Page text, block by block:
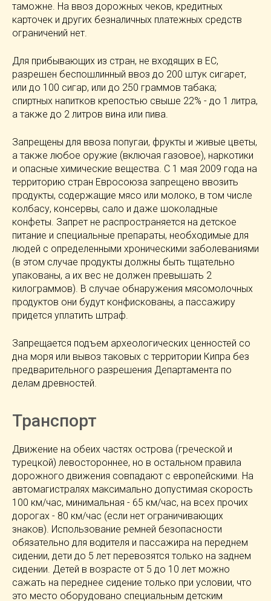
таможне. На ввоз дорожных чеков, кредитных
карточек и других безналичных платежных средств
ограничений нет.
Для прибывающих из стран, не входящих в ЕС,
разрешен беспошлинный ввоз до 200 штук сигарет,
или до 100 сигар, или до 250 граммов табака;
спиртных напитков крепостью свыше 22% - до 1 литра,
а также до 2 литров вина или пива.
Запрещены для ввоза попугаи, фрукты и живые цветы,
а также любое оружие (включая газовое), наркотики
и опасные химические вещества. C 1 мая 2009 года на
территорию стран Евросоюза запрещено ввозить
продукты, содержащие мясо или молоко, в том числе
колбасу, консервы, сало и даже шоколадные
конфеты. Запрет не распространяется на детское
питание и специальные препараты, необходимые для
людей с определенными хроническими заболеваниями
(в этом случае продукты должны быть тщательно
упакованы, а их вес не должен превышать 2
килограммов). В случае обнаружения мясомолочных
продуктов они будут конфискованы, а пассажиру
придется уплатить штраф.
Запрещается подъем археологических ценностей со
дна моря или вывоз таковых с территории Кипра без
предварительного разрешения Департамента по
делам древностей.
Транспорт
Движение на обеих частях острова (греческой и
турецкой) левостороннее, но в остальном правила
дорожного движения совпадают с европейскими. На
автомагистралях максимально допустимая скорость
100 км/час, минимальная - 65 км/час, на всех прочих
дорогах - 80 км/час (если нет ограничивающих
знаков). Использование ремней безопасности
обязательно для водителя и пассажира на переднем
сидении, дети до 5 лет перевозятся только на заднем
сидении. Детей в возрасте от 5 до 10 лет можно
сажать на переднее сидение только при условии, что
это место оборудовано специальным детским